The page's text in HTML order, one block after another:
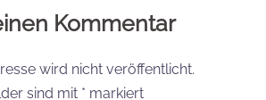
Kommentar
wird nicht veröffentlicht.
sind mit * markiert